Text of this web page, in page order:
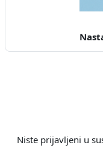
Niste prijavljeni u